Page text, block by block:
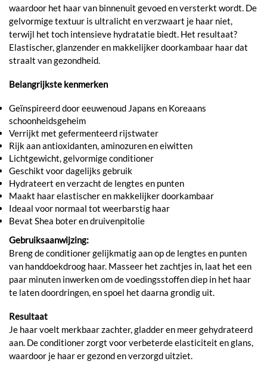
waardoor het haar van binnenuit gevoed en versterkt wordt. De
gelvormige textuur is ultralicht en verzwaart je haar niet,
terwijl het toch intensieve hydratatie biedt. Het resultaat?
Elastischer, glanzender en makkelijker doorkambaar haar dat
straalt van gezondheid.
Belangrijkste kenmerken
Geïnspireerd door eeuwenoud Japans en Koreaans
schoonheidsgeheim
Verrijkt met gefermenteerd rijstwater
Rijk aan antioxidanten, aminozuren en eiwitten
Lichtgewicht, gelvormige conditioner
Geschikt voor dagelijks gebruik
Hydrateert en verzacht de lengtes en punten
Maakt haar elastischer en makkelijker doorkambaar
Ideaal voor normaal tot weerbarstig haar
Bevat Shea boter en druivenpitolie
Gebruiksaanwijzing:
Breng de conditioner gelijkmatig aan op de lengtes en punten
van handdoekdroog haar. Masseer het zachtjes in, laat het een
paar minuten inwerken om de voedingsstoffen diep in het haar
te laten doordringen, en spoel het daarna grondig uit.
Resultaat
Je haar voelt merkbaar zachter, gladder en meer gehydrateerd
aan. De conditioner zorgt voor verbeterde elasticiteit en glans,
waardoor je haar er gezond en verzorgd uitziet.